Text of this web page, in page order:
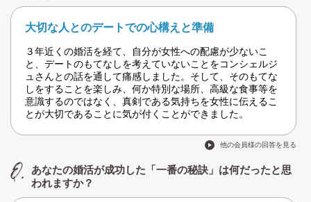
大切な人とのデートでの心構えと準備
３年近くの婚活を経て、自分が女性への配慮が少ないこ
と、デートのもてなしを考えていないことをコンシェルジ
ュさんとの話を通して痛感しました。そして、そのもてな
しをすることを楽しみ、何か特別な場所、高級な食事等を
意識するのではなく、真剣である気持ちを女性に伝えるこ
とが大切であることに気が付くことができました。
他の会員様の回答を見る
あなたの婚活が成功した「一番の秘訣」は何だったと思
われますか？